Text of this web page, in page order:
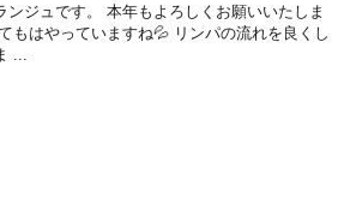
ジュです。 本年もよろしくお願いいたしま
もはやっていますね💦 リンパの流れを良くし
...